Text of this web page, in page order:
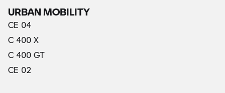
URBAN MOBILITY
CE 04
C 400 X
C 400 GT
CE 02